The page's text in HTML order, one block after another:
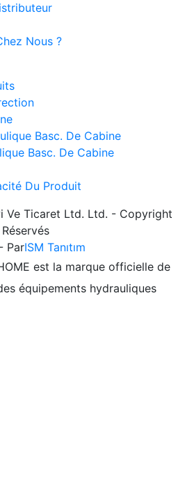
Nous ?
Basc. De Cabine
Basc. De Cabine
Du Produit
Ve Ticaret Ltd. Ltd. - Copyright
- ParISM Tanıtım
est la marque officielle de
équipements hydrauliques